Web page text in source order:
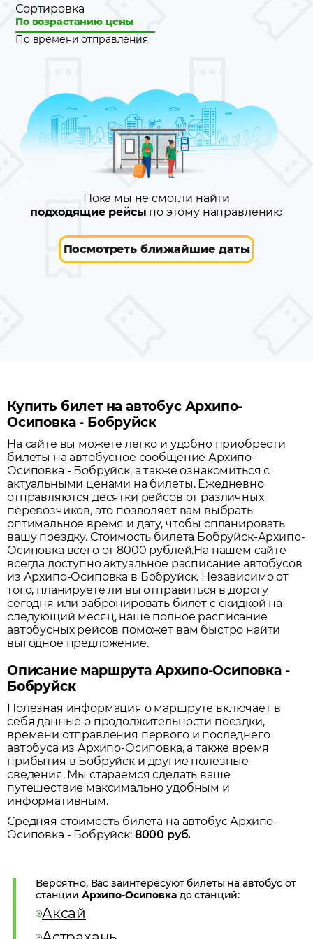
Сортировка
По возрастанию цены
По времени отправления
Пока мы не смогли найти
подходящие рейсы по этому направлению
Посмотреть ближайшие даты
Купить билет на автобус Архипо-
Осиповка - Бобруйск
На сайте вы можете легко и удобно приобрести
билеты на автобусное сообщениеАрхипо-
Осиповка - Бобруйск, а также ознакомиться с
актуальными ценами на билеты. Ежедневно
отправляются десятки рейсов от различных
перевозчиков, это позволяет вам выбрать
оптимальное время и дату, чтобы спланировать
вашу поездку. Стоимость билета Бобруйск-Архипо-
Осиповка всего от 8000 рублей.На нашем сайте
всегда доступно актуальное расписание автобусов
из Архипо-Осиповка в Бобруйск. Независимо от
того, планируете ли вы отправиться в дорогу
сегодня или забронировать билет с скидкой на
следующий месяц, наше полное расписание
автобусных рейсов поможет вам быстро найти
выгодное предложение.
Описание маршрута Архипо-Осиповка -
Бобруйск
Полезная информация о маршруте включает в
себя данные о продолжительности поездки,
времени отправления первого и последнего
автобуса изАрхипо-Осиповка, а также время
прибытия в Бобруйски другие полезные
сведения. Мы стараемся сделать ваше
путешествие максимально удобным и
информативным.
Средняя стоимость билета на автобусАрхипо-
Осиповка - Бобруйск: 8000 руб.
Вероятно, Вас заинтересуют билеты на автобус от
станции Архипо-Осиповкадо станций:
Аксай